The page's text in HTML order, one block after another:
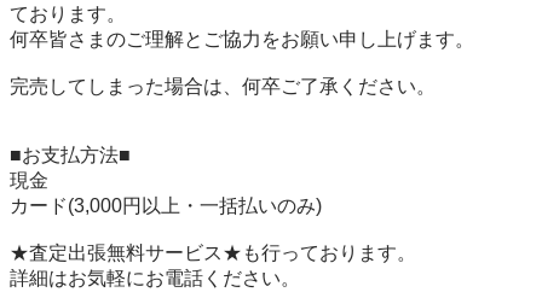
ております。
何卒皆さまのご理解とご協力をお願い申し上げます。
完売してしまった場合は、何卒ご了承ください。
■お支払方法■
現金
カード(3,000円以上・一括払いのみ)
★査定出張無料サービス★も行っております。
詳細はお気軽にお電話ください。